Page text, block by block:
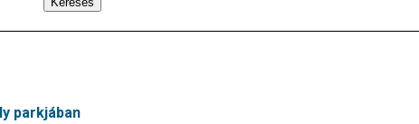
parkjában